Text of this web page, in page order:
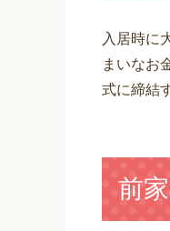
入居時に
まいなお
式に締結
前